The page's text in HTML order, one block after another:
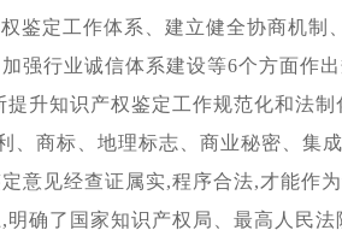
鉴定工作体系、建立健全协商机制
强行业诚信体系建设等6个方面作
升知识产权鉴定工作规范化和法制
、商标、地理标志、商业秘密、集
意见经查证属实,程序合法,才能作
确了国家知识产权局、最高人民法